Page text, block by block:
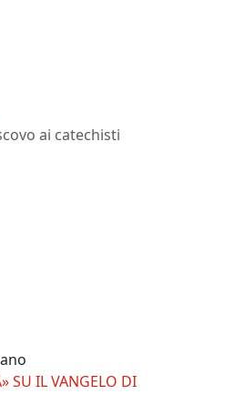
ai catechisti
SU IL VANGELO DI